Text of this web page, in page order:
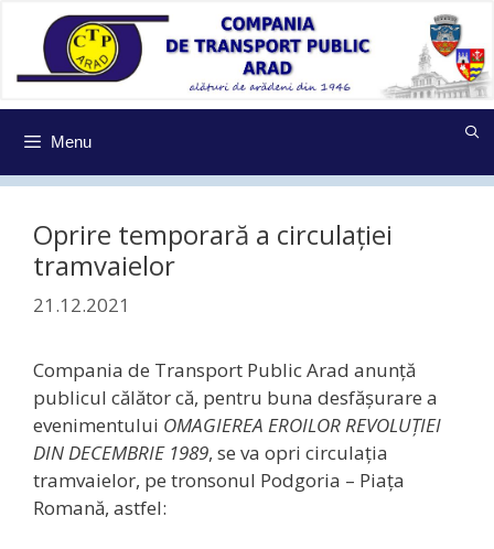
conținut
Menu
Oprire temporară a circulaţiei
tramvaielor
21.12.2021
Compania de Transport Public Arad anunţă
publicul călător că, pentru buna desfășurare a
evenimentului OMAGIEREA EROILOR REVOLUȚIEI
DIN DECEMBRIE 1989, se va opri circulația
tramvaielor, pe tronsonul Podgoria – Piața
Romană, astfel: